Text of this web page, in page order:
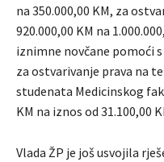
na 350.000,00 KM, za
920.000,00 KM na
iznimne novčane pomoći s
za ostvarivanje prava na
studenata Medicinskog
KM na iznos od 31.100,00
Vlada ŽP je još usvojila